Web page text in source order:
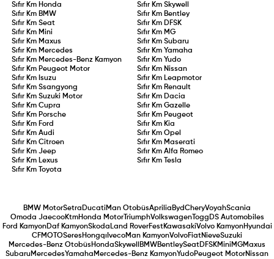
Sıfır Km Honda Sıfır Km Skywell
Sıfır Km BMW Sıfır Km Bentley
Sıfır KmSeat Sıfır Km DFSK
Sıfır Km Mini Sıfır Km MG
Sıfır Km Maxus Sıfır Km Subaru
Sıfır Km Mercedes Sıfır Km Yamaha
Sıfır Km Mercedes-Benz Kamyon Sıfır Km Yudo
Sıfır Km Peugeot Motor Sıfır Km Nissan
Sıfır Km Isuzu Sıfır Km Leapmotor
Sıfır KmSsangyong Sıfır Km Renault
Sıfır KmSuzuki Motor Sıfır Km Dacia
Sıfır KmCupra Sıfır Km Gazelle
Sıfır Km Porsche Sıfır Km Peugeot
Sıfır Km Ford Sıfır Km Kia
Sıfır KmAudi Sıfır Km Opel
Sıfır KmCitroen Sıfır Km Maserati
Sıfır KmJeep Sıfır Km Alfa Romeo
Sıfır Km Lexus Sıfır Km
Tesla
Sıfır Km
Toyota
BMW MotorSetra Ducati Man OtobüsAprilia BydCheryVoyahScania
Omoda JaecooKtmHonda MotorTriumphVolkswagenTogg DS Automobiles
Ford KamyonDaf KamyonSkoda Land RoverFestKawasakiVolvo KamyonHyundai
CFMOTOSeres Hongqı IvecoMan KamyonVolvoFiatNieveSuzuki
Mercedes-Benz Otobüs HondaSkywell BMWBentleySeatDFSKMini MGMaxus
SubaruMercedesYamaha Mercedes-Benz KamyonYudoPeugeot MotorNissan